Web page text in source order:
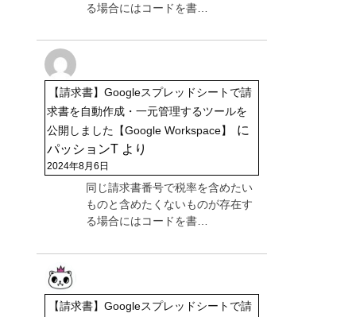
る場合にはコードを書…
【請求書】Googleスプレッドシートで請
求書を自動作成・一元管理するツールを
公開しました【Google Workspace】
に
パッションT より
2024年8月6日
同じ請求書番号で税率を含めたい
ものと含めたくないものが存在す
る場合にはコードを書…
【請求書】Googleスプレッドシートで請